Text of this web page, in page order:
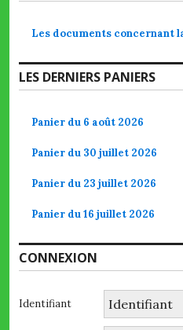
Les documents concernant
LES DERNIERS PANIERS
Panier du 6 août 2026
Panier du 30 juillet 2026
Panier du 23 juillet 2026
Panier du 16 juillet 2026
CONNEXION
Identifiant